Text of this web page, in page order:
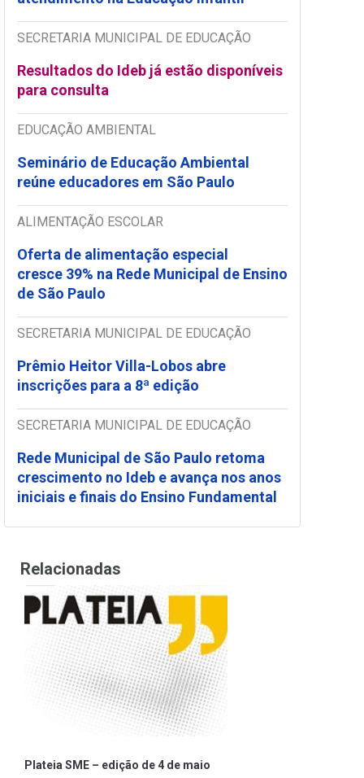
SECRETARIA MUNICIPAL DE EDUCAÇÃO
Resultados do Ideb já estão disponíveis
para consulta
EDUCAÇÃO AMBIENTAL
Seminário de Educação Ambiental
reúne educadores em São Paulo
ALIMENTAÇÃO ESCOLAR
Oferta de alimentação especial
cresce 39% na Rede Municipal de Ensino
de São Paulo
SECRETARIA MUNICIPAL DE EDUCAÇÃO
Prêmio Heitor Villa-Lobos abre
inscrições para a 8ª edição
SECRETARIA MUNICIPAL DE EDUCAÇÃO
Rede Municipal de São Paulo retoma
crescimento no Ideb e avança nos anos
iniciais e finais do Ensino Fundamental
Relacionadas
Plateia SME – edição de 4 de maio